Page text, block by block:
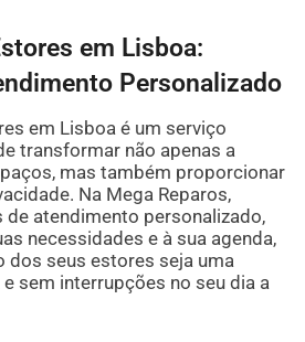
em Lisboa:
Personalizado
em Lisboa é um serviço
transformar não apenas a
mas também proporcionar
Na Mega Reparos,
atendimento personalizado,
necessidades e à sua agenda,
dos seus estores seja uma
sem interrupções no seu dia a